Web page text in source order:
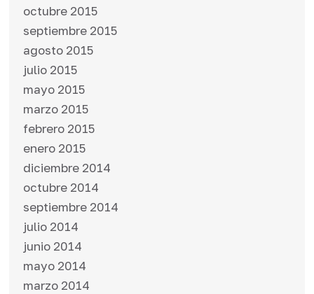
octubre 2015
septiembre 2015
agosto 2015
julio 2015
mayo 2015
marzo 2015
febrero 2015
enero 2015
diciembre 2014
octubre 2014
septiembre 2014
julio 2014
junio 2014
mayo 2014
marzo 2014